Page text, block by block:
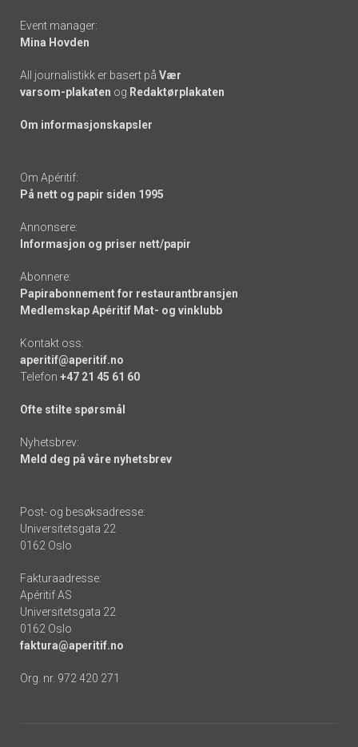
Event manager:
Mina Hovden
All journalistikk er basert på Vær
varsom-plakaten og Redaktørplakaten
Om informasjonskapsler
Om Apéritif:
På nett og papir siden 1995
Annonsere:
Informasjon og priser nett/papir
Abonnere:
Papirabonnement for restaurantbransjen
Medlemskap Apéritif Mat- og vinklubb
Kontakt oss:
aperitif@aperitif.no
Telefon +47 21 45 61 60
Ofte stilte spørsmål
Nyhetsbrev:
Meld deg på våre nyhetsbrev
Post- og besøksadresse:
Universitetsgata 22
0162 Oslo
Fakturaadresse:
Apéritif AS
Universitetsgata 22
0162 Oslo
faktura@aperitif.no
Org. nr. 972 420 271